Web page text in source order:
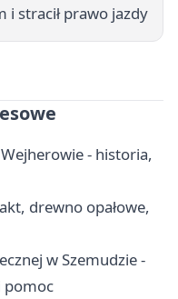
i stracił prawo jazdy
- historia,
drewno opałowe,
w Szemudzie -
pomoc